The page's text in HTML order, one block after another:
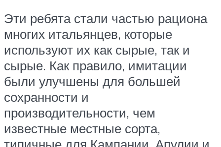
Эти ребята стали частью рациона
многих итальянцев, которые
используют их как сырые, так и
сырые. Как правило, имитации
были улучшены для большей
сохранности и
производительности, чем
известные местные сорта,